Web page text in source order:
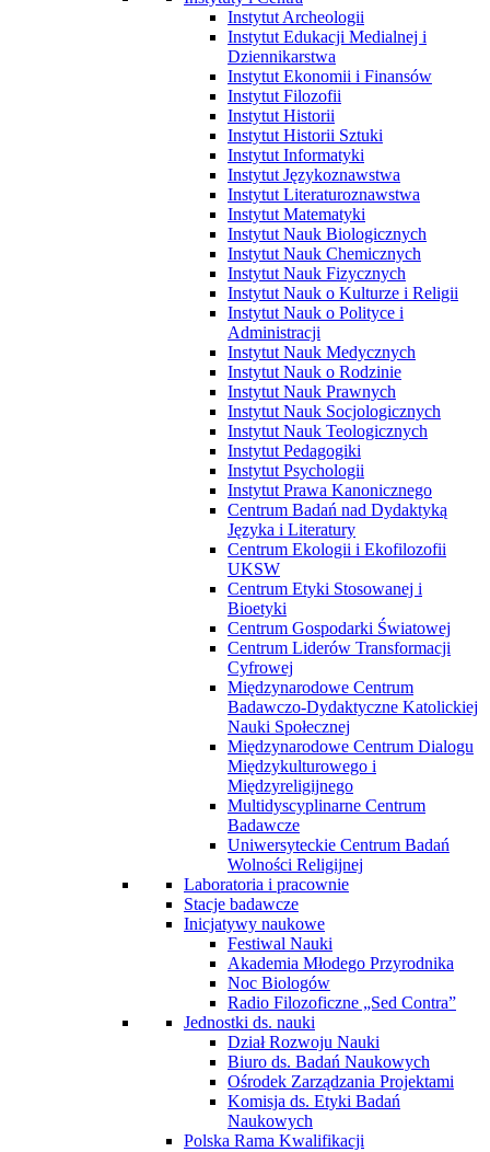
Instytut Archeologii
Instytut Edukacji Medialnej i
Dziennikarstwa
Instytut Ekonomii i Finansów
Instytut Filozofii
Instytut Historii
Instytut Historii Sztuki
Instytut Informatyki
Instytut Językoznawstwa
Instytut Literaturoznawstwa
Instytut Matematyki
Instytut Nauk Biologicznych
Instytut Nauk Chemicznych
Instytut Nauk Fizycznych
Instytut Nauk o Kulturze i Religii
Instytut Nauk o Polityce i
Administracji
Instytut Nauk Medycznych
Instytut Nauk o Rodzinie
Instytut Nauk Prawnych
Instytut Nauk Socjologicznych
Instytut Nauk Teologicznych
Instytut Pedagogiki
Instytut Psychologii
Instytut Prawa Kanonicznego
Centrum Badań nad Dydaktyką
Języka i Literatury
Centrum Ekologii i Ekofilozofii
UKSW
Centrum Etyki Stosowanej i
Bioetyki
Centrum Gospodarki Światowej
Centrum Liderów Transformacji
Cyfrowej
Międzynarodowe Centrum
Badawczo-Dydaktyczne Katolickiej
Nauki Społecznej
Międzynarodowe Centrum Dialogu
Międzykulturowego i
Międzyreligijnego
Multidyscyplinarne Centrum
Badawcze
Uniwersyteckie Centrum Badań
Wolności Religijnej
Laboratoria i pracownie
Stacje badawcze
Inicjatywy naukowe
Festiwal Nauki
Akademia Młodego Przyrodnika
Noc Biologów
Radio Filozoficzne „Sed Contra”
Jednostki ds. nauki
Dział Rozwoju Nauki
Biuro ds. Badań Naukowych
Ośrodek Zarządzania Projektami
Komisja ds. Etyki Badań
Naukowych
Polska Rama Kwalifikacji